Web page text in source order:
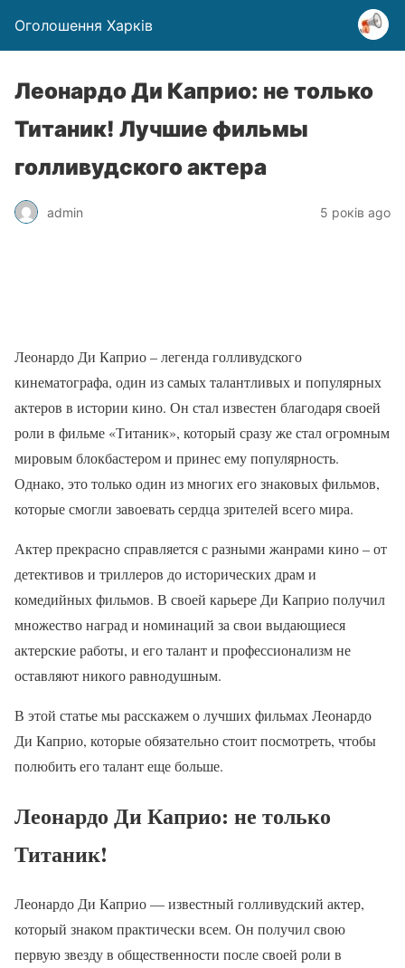
Оголошення Харків
Леонардо Ди Каприо: не только
Титаник! Лучшие фильмы
голливудского актера
admin 5 років ago
Леонардо Ди Каприо – легенда голливудского
кинематографа, один из самых талантливых и популярных
актеров в истории кино. Он стал известен благодаря своей
роли в фильме «Титаник», который сразу же стал огромным
мировым блокбастером и принес ему популярность.
Однако, это только один из многих его знаковых фильмов,
которые смогли завоевать сердца зрителей всего мира.
Актер прекрасно справляется с разными жанрами кино – от
детективов и триллеров до исторических драм и
комедийных фильмов. В своей карьере Ди Каприо получил
множество наград и номинаций за свои выдающиеся
актерские работы, и его талант и профессионализм не
оставляют никого равнодушным.
В этой статье мы расскажем о лучших фильмах Леонардо
Ди Каприо, которые обязательно стоит посмотреть, чтобы
полюбить его талант еще больше.
Леонардо Ди Каприо: не только
Титаник!
Леонардо Ди Каприо — известный голливудский актер,
который знаком практически всем. Он получил свою
первую звезду в общественности после своей роли в